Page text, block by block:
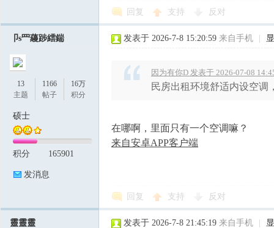
回复 支持 反对
卩s罒蘰踄繧鍴
13
主题
1166
帖子
16万
积分
硕士
积分 165901
发消息
发表于 2026-7-8 15:20:59 来自手机
因为有你D 发表于 2026-07-08
民房出租环境舒适内设空调
在哪啊，里面只有一个空调嘛？
来自安卓APP客户端
回复 支持 反对
靈靈靈 发表于 2026-7-8 21:45:19 来自手机